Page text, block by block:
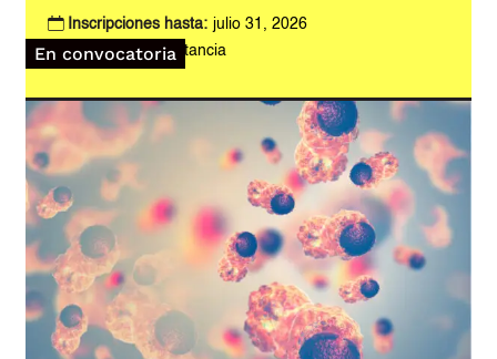
En convocatoria
Inscripciones hasta: julio 31, 2026
Modalidad: A distancia